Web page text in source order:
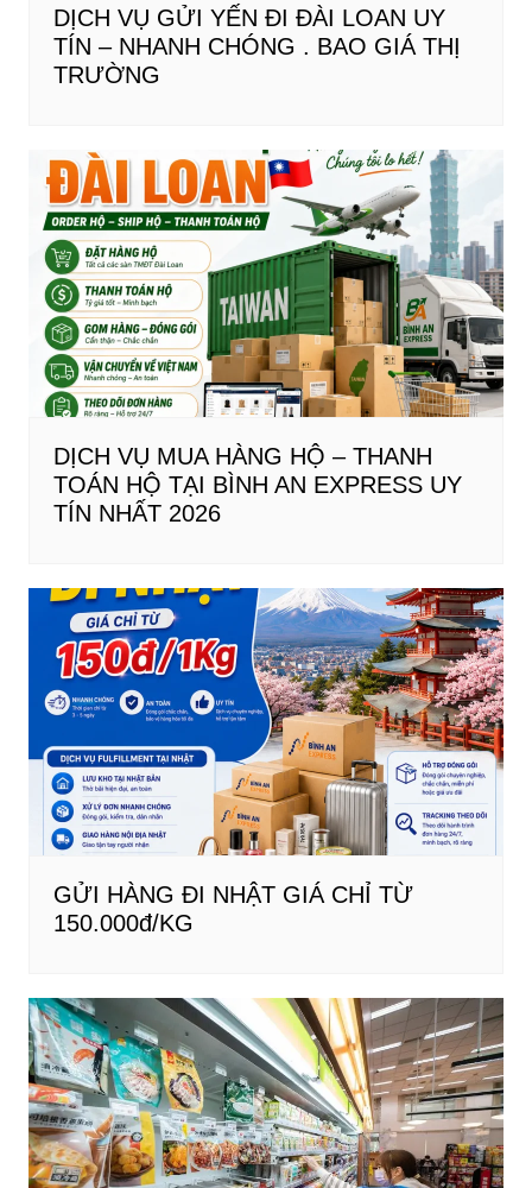
DỊCH VỤ GỬI YẾN ĐI ĐÀI LOAN UY
TÍN – NHANH CHÓNG . BAO GIÁ THỊ
TRƯỜNG
DỊCH VỤ MUA HÀNG HỘ – THANH
TOÁN HỘ TẠI BÌNH AN EXPRESS UY
TÍN NHẤT 2026
GỬI HÀNG ĐI NHẬT GIÁ CHỈ TỪ
150.000đ/KG